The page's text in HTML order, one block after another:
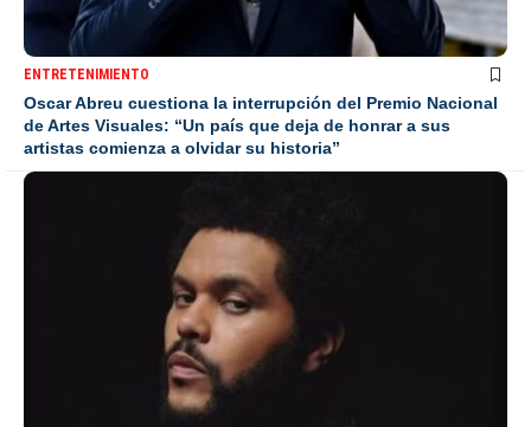
ENTRETENIMIENTO
Oscar Abreu cuestiona la interrupción del Premio Nacional
de Artes Visuales: “Un país que deja de honrar a sus
artistas comienza a olvidar su historia”